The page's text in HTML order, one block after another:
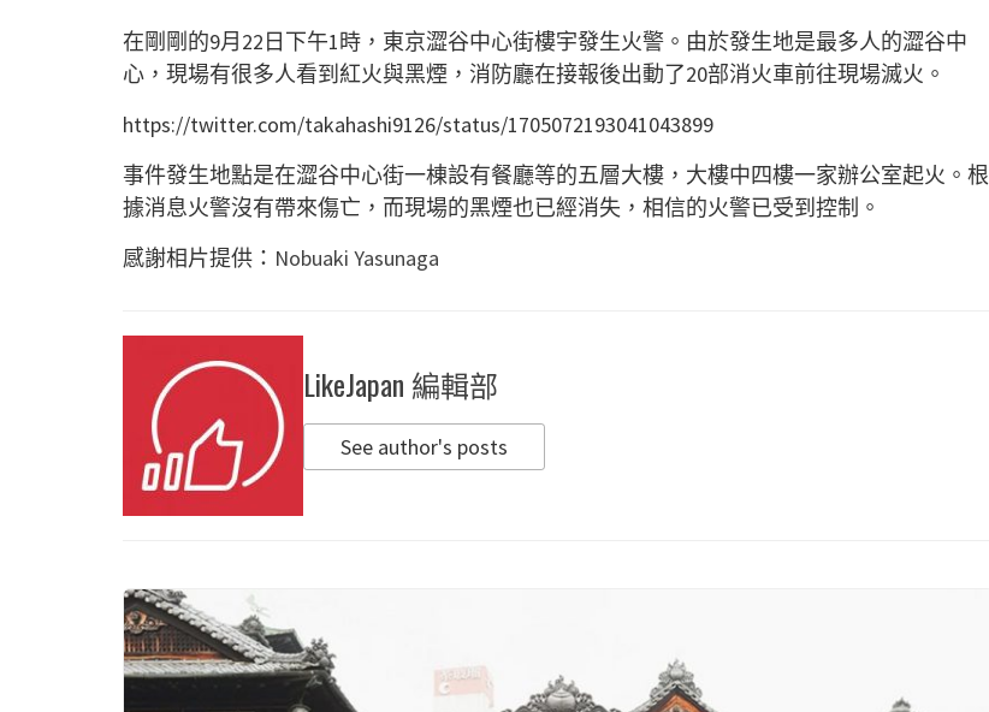
在剛剛的9月22日下午1時，東京澀谷中心街樓宇發生火警。由於發生地是最多人的澀谷中
心，現場有很多人看到紅火與黑煙，消防廳在接報後出動了20部消火車前往現場滅火。
https://twitter.com/takahashi9126/status/1705072193041043899
事件發生地點是在澀谷中心街一棟設有餐廳等的五層大樓，大樓中四樓一家辦公室起火。根
據消息火警沒有帶來傷亡，而現場的黑煙也已經消失，相信的火警已受到控制。
感謝相片提供： Nobuaki Yasunaga
LikeJapan 編輯部
See author's posts